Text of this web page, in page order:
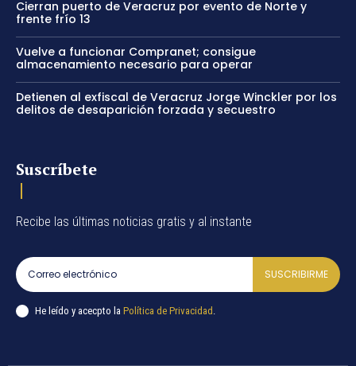
Cierran puerto de Veracruz por evento de Norte y
frente frío 13
Vuelve a funcionar Compranet; consigue
almacenamiento necesario para operar
Detienen al exfiscal de Veracruz Jorge Winckler por los
delitos de desaparición forzada y secuestro
Suscríbete
Recibe las últimas noticias gratis y al instante
SUSCRIBIRME
He leído y acecpto la Política de Privacidad